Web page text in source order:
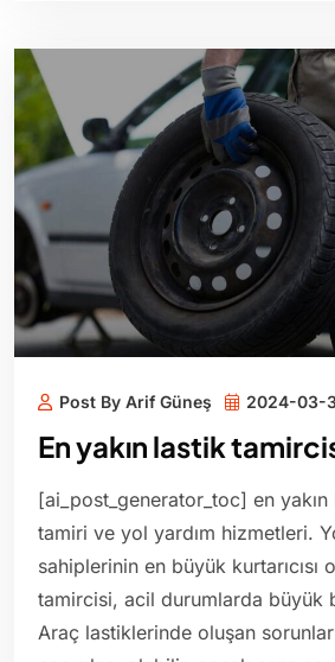
Post By Arif Güneş 2024-03-
En yakın lastik
[ai_post_generator_toc] en
tamiri ve yol yardım hizmetleri.
sahiplerinin en büyük kurtarıcısı
tamircisi, acil durumlarda büyük
Araç lastiklerinde oluşan